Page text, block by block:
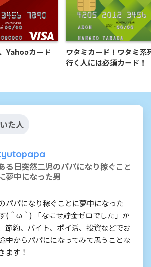
Yahooカード
ワタミカード！ワタミ系
行く人には必須カード！
た人
る日突然二児のパパになり稼ぐこと
夢中になった男
パパになり稼ぐことに夢中になった
(＾ω＾) 「なにせ貯金ゼロでした」か
節約、バイト、ポイ活、投資などでお
中からパパにになってみて思うことな
ます！